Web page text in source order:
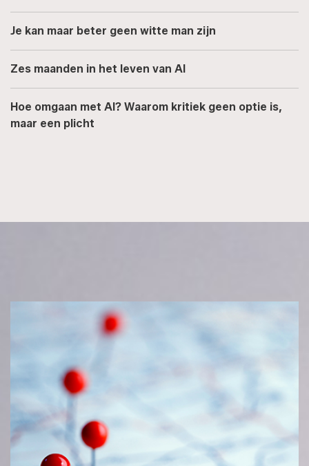
Je kan maar beter geen witte man zijn
Zes maanden in het leven van AI
Hoe omgaan met AI? Waarom kritiek geen optie is,
maar een plicht